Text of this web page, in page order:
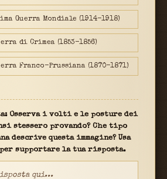
Guerra Mondiale (1914-1918)
di Crimea (1853-1856)
Franco-Prussiana (1870-1871)
Osserva i volti e le posture dei
stessero provando? Che tipo
descrive questa immagine? Usa
supportare la tua risposta.